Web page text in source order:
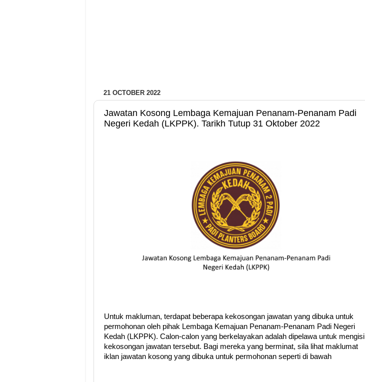
21 OCTOBER 2022
Jawatan Kosong Lembaga Kemajuan Penanam-Penanam Padi
Negeri Kedah (LKPPK). Tarikh Tutup 31 Oktober 2022
Untuk makluman, terdapat beberapa kekosongan jawatan yang dibuka untuk
permohonan oleh pihak Lembaga Kemajuan Penanam-Penanam Padi Negeri
Kedah (LKPPK). Calon-calon yang berkelayakan adalah dipelawa untuk mengisi
kekosongan jawatan tersebut. Bagi mereka yang berminat, sila lihat maklumat
iklan jawatan kosong yang dibuka untuk permohonan seperti di bawah